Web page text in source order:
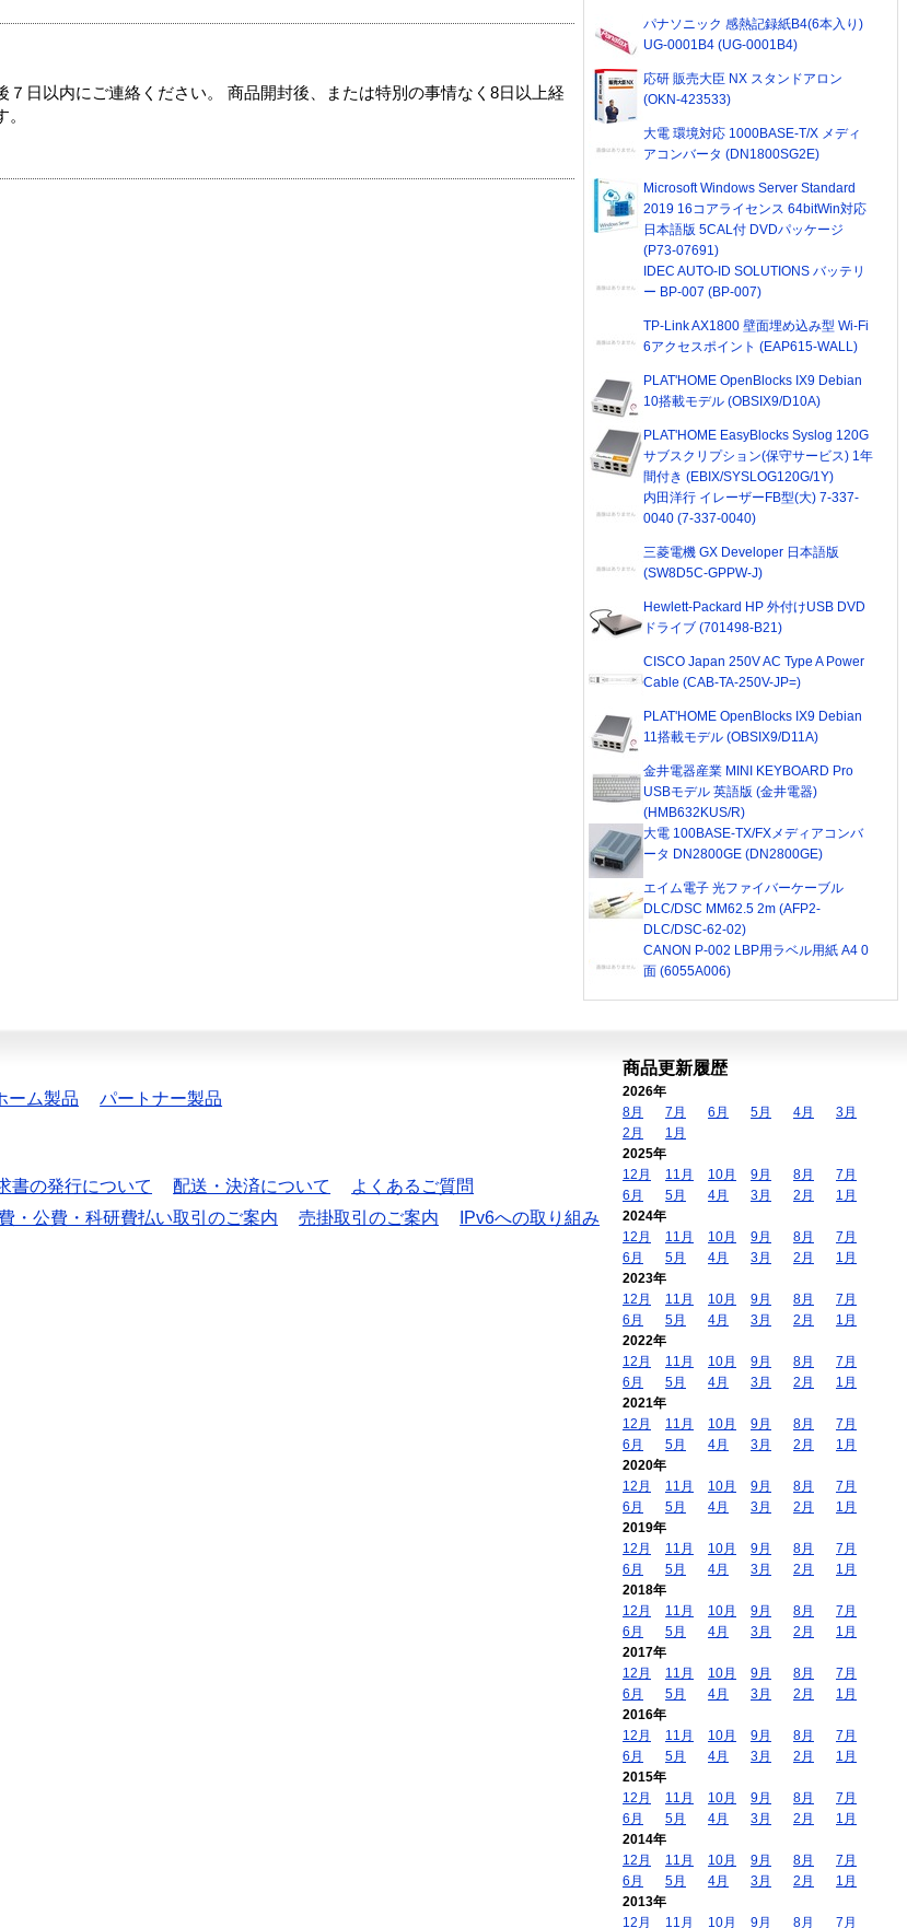
日以内にご連絡ください。 商品開封後、または特別の事情なく8日以上経
パナソニック 感熱記録紙B4(6本入り)
UG-0001B4 (UG-0001B4)
応研 販売大臣 NX スタンドアロン
(OKN-423533)
大電 環境対応 1000BASE-T/X メディ
アコンバータ (DN1800SG2E)
Microsoft Windows Server Standard
2019 16コアライセンス 64bitWin対応
日本語版 5CAL付 DVDパッケージ
(P73-07691)
IDEC AUTO-ID SOLUTIONS バッテリ
ー BP-007 (BP-007)
TP-Link AX1800 壁面埋め込み型 Wi-Fi
6アクセスポイント (EAP615-WALL)
PLAT'HOME OpenBlocks IX9 Debian
10搭載モデル (OBSIX9/D10A)
PLAT'HOME EasyBlocks Syslog 120G
サブスクリプション(保守サービス) 1年
間付き (EBIX/SYSLOG120G/1Y)
内田洋行 イレーザーFB型(大) 7-337-
0040 (7-337-0040)
三菱電機 GX Developer 日本語版
(SW8D5C-GPPW-J)
Hewlett-Packard HP 外付けUSB DVD
ドライブ (701498-B21)
CISCO Japan 250V AC Type A Power
Cable (CAB-TA-250V-JP=)
PLAT'HOME OpenBlocks IX9 Debian
11搭載モデル (OBSIX9/D11A)
金井電器産業 MINI KEYBOARD Pro
USBモデル 英語版 (金井電器)
(HMB632KUS/R)
大電 100BASE-TX/FXメディアコンバ
ータ DN2800GE (DN2800GE)
エイム電子 光ファイバーケーブル
DLC/DSC MM62.5 2m (AFP2-
DLC/DSC-62-02)
CANON P-002 LBP用ラベル用紙 A4 0
面 (6055A006)
ーム製品 パートナー製品
書の発行について 配送・決済について
よくあるご質問
・公費・科研費払い取引のご案内 売掛取引のご案内
IPv6への取り組み
商品更新履歴
2026年
8月
7月 6月 5月 4月
3月
2月
1月
2025年
12月
11月 10月 9月 8月
7月
6月
5月 4月 3月 2月
1月
2024年
12月
11月 10月 9月 8月
7月
6月
5月 4月 3月 2月
1月
2023年
12月
11月 10月 9月 8月
7月
6月
5月 4月 3月 2月
1月
2022年
12月
11月 10月 9月 8月
7月
6月
5月 4月 3月 2月
1月
2021年
12月
11月 10月 9月 8月
7月
6月
5月 4月 3月 2月
1月
2020年
12月
11月 10月 9月 8月
7月
6月
5月 4月 3月 2月
1月
2019年
12月
11月 10月 9月 8月
7月
6月
5月 4月 3月 2月
1月
2018年
12月
11月 10月 9月 8月
7月
6月
5月 4月 3月 2月
1月
2017年
12月
11月 10月 9月 8月
7月
6月
5月 4月 3月 2月
1月
2016年
12月
11月 10月 9月 8月
7月
6月
5月 4月 3月 2月
1月
2015年
12月
11月 10月 9月 8月
7月
6月
5月 4月 3月 2月
1月
2014年
12月
11月 10月 9月 8月
7月
6月
5月 4月 3月 2月
1月
2013年
12月
11月 10月 9月 8月 7月